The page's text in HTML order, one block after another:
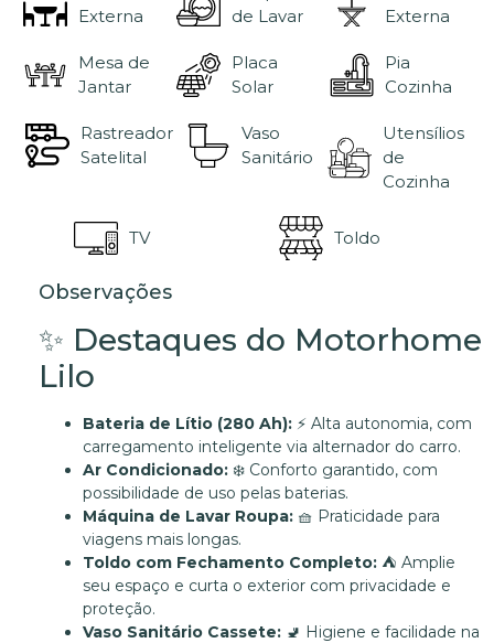
Externa
de Lavar
Externa
Mesa de
Jantar
Placa
Solar
Pia
Cozinha
Rastreador
Satelital
Vaso
Sanitário
Utensílios
de
Cozinha
TV Toldo
Observações
✨ Destaques do Motorhome
Lilo
Bateria de Lítio (280 Ah): ⚡ Alta autonomia, com
carregamento inteligente via alternador do carro.
Ar Condicionado: ❄️ Conforto garantido, com
possibilidade de uso pelas baterias.
Máquina de Lavar Roupa: 🧺 Praticidade para
viagens mais longas.
Toldo com Fechamento Completo: ⛺ Amplie
seu espaço e curta o exterior com privacidade e
proteção.
Vaso Sanitário Cassete: 🚽 Higiene e facilidade na